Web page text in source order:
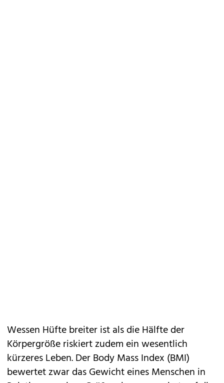
Wessen Hüfte breiter ist als die Hälfte der
Körpergröße riskiert zudem ein wesentlich
kürzeres Leben. Der Body Mass Index (BMI)
bewertet zwar das Gewicht eines Menschen in